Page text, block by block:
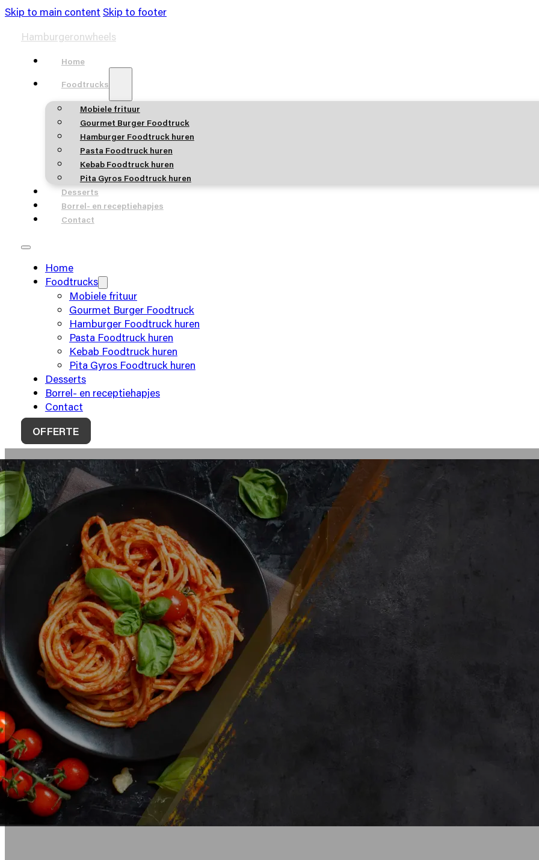
Skip to main content Skip to footer
Hamburgeronwheels
Home
Foodtrucks
Mobiele frituur
Gourmet Burger Foodtruck
Hamburger Foodtruck huren
Pasta Foodtruck huren
Kebab Foodtruck huren
Pita Gyros Foodtruck huren
Desserts
Borrel- en receptiehapjes
Contact
Home
Foodtrucks
Mobiele frituur
Gourmet Burger Foodtruck
Hamburger Foodtruck huren
Pasta Foodtruck huren
Kebab Foodtruck huren
Pita Gyros Foodtruck huren
Desserts
Borrel- en receptiehapjes
Contact
OFFERTE